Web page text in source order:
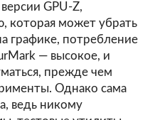
GPU-Z,
которая может убрать
графике, потребление
— высокое, и
прежде чем
Однако сама
ведь никому